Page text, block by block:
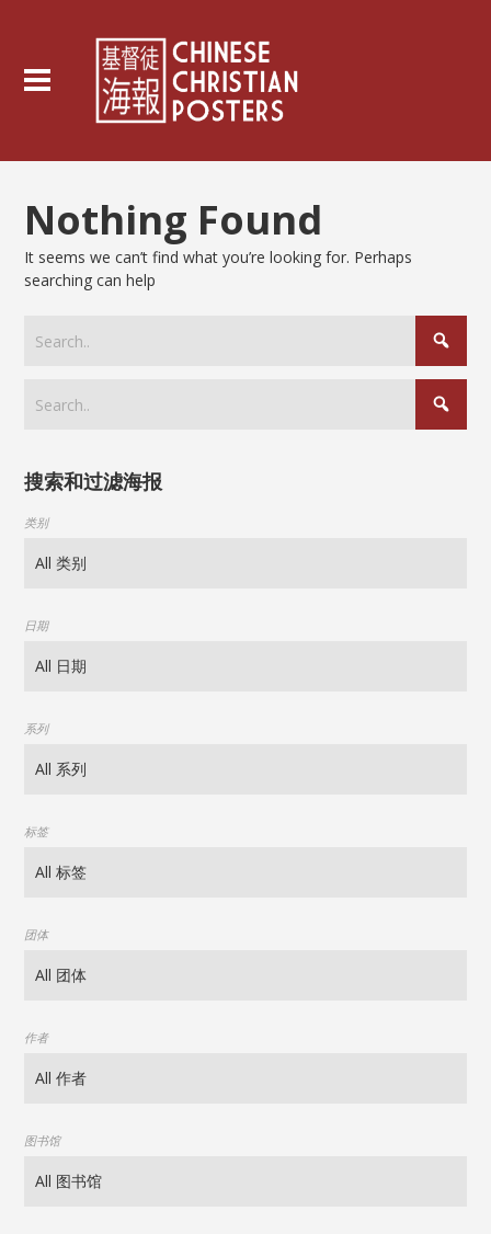
Nothing Found
It seems we can’t find what you’re looking for. Perhaps
searching can help
搜索和过滤海报
类别
日期
系列
标签
团体
作者
图书馆